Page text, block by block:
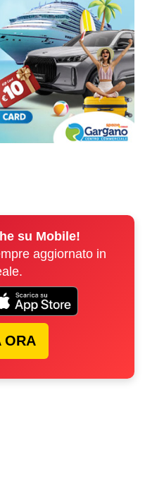
su Mobile!
aggiornato in
ORA